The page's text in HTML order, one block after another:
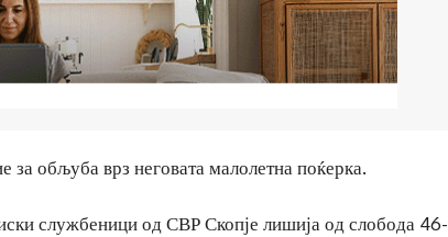
обљуба врз неговата малолетна поќерка.
службеници од СВР Скопје лишија од слобода 46-